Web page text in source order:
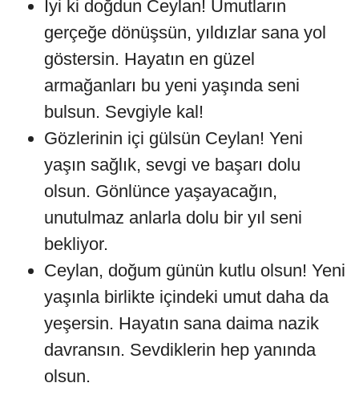
İyi ki doğdun Ceylan! Umutların
gerçeğe dönüşsün, yıldızlar sana yol
göstersin. Hayatın en güzel
armağanları bu yeni yaşında seni
bulsun. Sevgiyle kal!
Gözlerinin içi gülsün Ceylan! Yeni
yaşın sağlık, sevgi ve başarı dolu
olsun. Gönlünce yaşayacağın,
unutulmaz anlarla dolu bir yıl seni
bekliyor.
Ceylan, doğum günün kutlu olsun! Yeni
yaşınla birlikte içindeki umut daha da
yeşersin. Hayatın sana daima nazik
davransın. Sevdiklerin hep yanında
olsun.